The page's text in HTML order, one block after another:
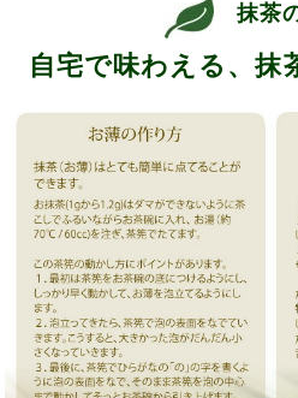
抹茶
自宅で味わえる、抹